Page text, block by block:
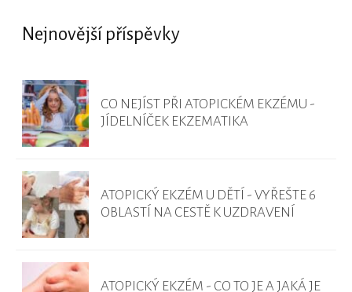
Nejnovější příspěvky
CO NEJÍST PŘI ATOPICKÉM EKZÉMU -
JÍDELNÍČEK EKZEMATIKA
ATOPICKÝ EKZÉM U DĚTÍ - VYŘEŠTE 6
OBLASTÍ NA CESTĚ K UZDRAVENÍ
ATOPICKÝ EKZÉM - CO TO JE A JAKÁ JE